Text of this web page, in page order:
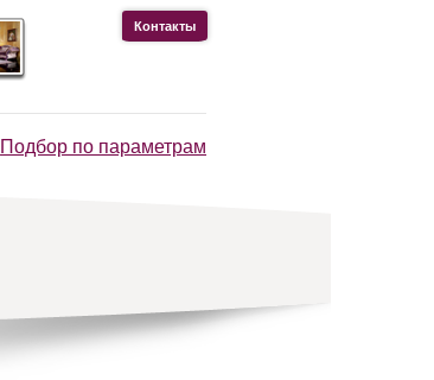
Подбор по параметрам
Контакты